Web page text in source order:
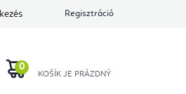
Regisztráció